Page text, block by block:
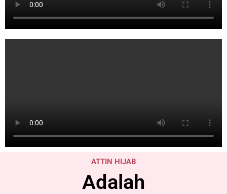
ATTIN HIJAB
Adalah